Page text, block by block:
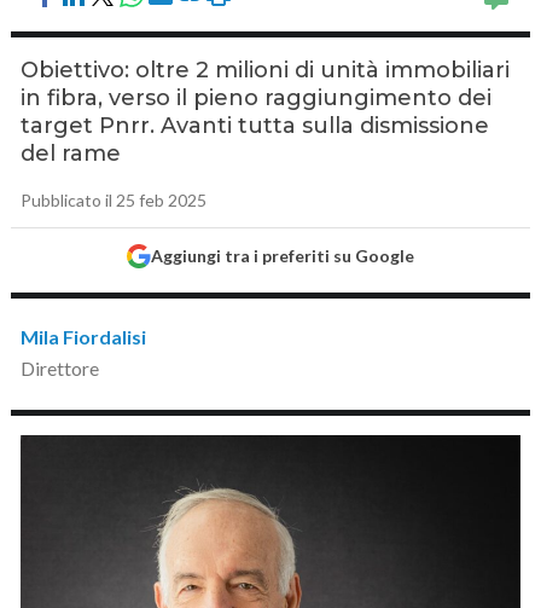
Obiettivo: oltre 2 milioni di unità immobiliari
in fibra, verso il pieno raggiungimento dei
target Pnrr. Avanti tutta sulla dismissione
del rame
Pubblicato il 25 feb 2025
Aggiungi tra i preferiti su Google
Mila Fiordalisi
Direttore